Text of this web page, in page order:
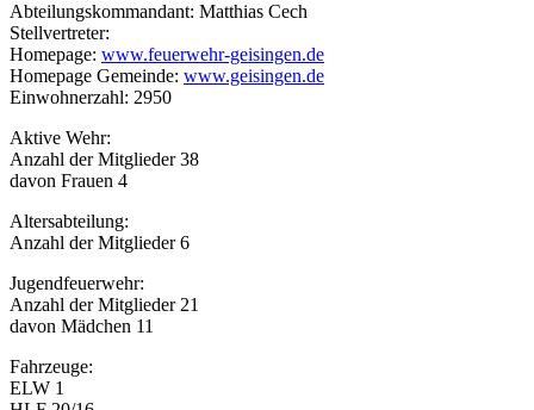
Abteilungskommandant: Matthias Cech
Stellvertreter:
Homepage: www.feuerwehr-geisingen.de
Homepage Gemeinde: www.geisingen.de
Einwohnerzahl: 2950
Aktive Wehr:
Anzahl der Mitglieder 38
davon Frauen 4
Altersabteilung:
Anzahl der Mitglieder 6
Jugendfeuerwehr:
Anzahl der Mitglieder 21
davon Mädchen 11
Fahrzeuge:
ELW 1